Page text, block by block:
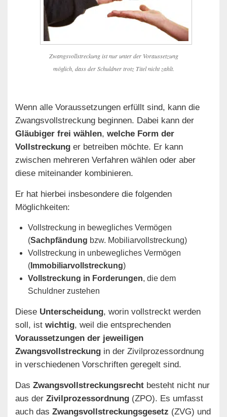
Zwangsvollstreckung ist nur unter der Voraussetzung
möglich, dass der Schuldner trotz Titel nicht zahlt.
Wenn alle Voraussetzungen erfüllt sind, kann die
Zwangsvollstreckung beginnen. Dabei kann der
Gläubiger frei wählen, welche Form der
Vollstreckung er betreiben möchte. Er kann
zwischen mehreren Verfahren wählen oder aber
diese miteinander kombinieren.
Er hat hierbei insbesondere die folgenden
Möglichkeiten:
Vollstreckung in bewegliches Vermögen
(Sachpfändung bzw. Mobiliarvollstreckung)
Vollstreckung in unbewegliches Vermögen
( Immobiliarvollstreckung)
Vollstreckung in Forderungen, die dem
Schuldner zustehen
Diese Unterscheidung, worin vollstreckt werden
soll, ist wichtig, weil die entsprechenden
Voraussetzungen der jeweiligen
Zwangsvollstreckung in der Zivilprozessordnung
in verschiedenen Vorschriften geregelt sind.
Das Zwangsvollstreckungsrecht besteht nicht nur
aus der Zivilprozessordnung (ZPO). Es umfasst
auch das Zwangsvollstreckungsgesetz (ZVG) und